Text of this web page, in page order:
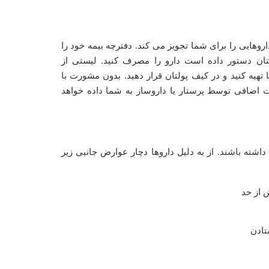
را برای شما تجویز می کند. دفترچه بیمه خود را
دستور داده است دارو را مصرف کنید. لیستی از
کنید و در کیف پولتان قرار دهید. بدون مشورت با
اضافی توسط پرستار یا داروساز به شما داده خواهد
باشند. از به دلیل داروها دچار عوارض جانبی زیر
از حد